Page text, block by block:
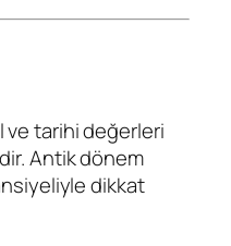
ve tarihi değerleri
Antik dönem
dikkat